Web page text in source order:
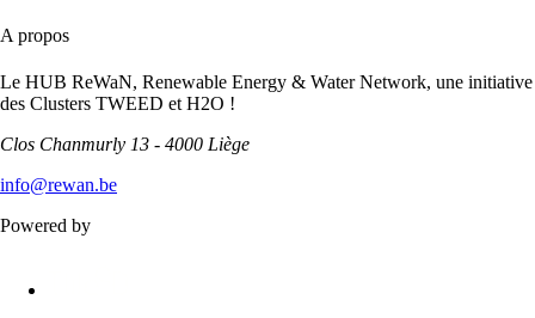
A propos
Le HUB ReWaN, Renewable Energy & Water Network, une initiative
des Clusters TWEED et H2O !
Clos Chanmurly 13 - 4000 Liège
info@rewan.be
Powered by